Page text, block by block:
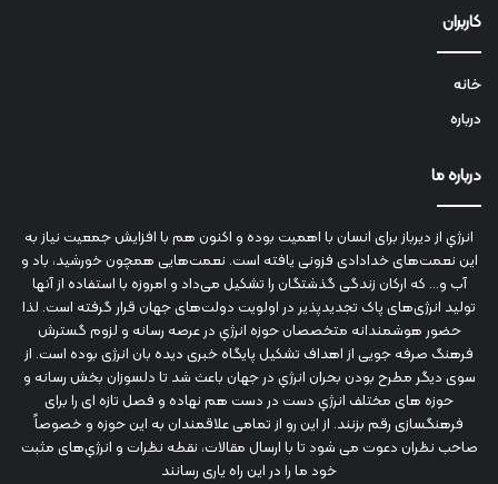
کاربران
خانه
درباره
درباره ما
انرژي‌ از دیرباز برای انسان با اهمیت بوده و اکنون هم با افزایش جمعیت نیاز به
این نعمت‌های خدادادی فزونی یافته است. نعمت‌هایی همچون خورشید، باد و
آب و... که ارکان زندگی گذشتگان را تشکیل می‌داد و امروزه با استفاده از آنها
تولید انرژی‌های پاک تجدیدپذیر در اولویت دولت‌های جهان قرار گرفته است. لذا
حضور هوشمندانه متخصصان حوزه انرژي در عرصه رسانه و لزوم گسترش
فرهنگ صرفه جویی از اهداف تشکیل پایگاه خبری دیده بان انرژی بوده است. از
سوی دیگر مطرح بودن بحران انرژي در جهان باعث شد تا دلسوزان بخش رسانه و
حوزه های مختلف انرژي دست در دست هم نهاده و فصل تازه ای را برای
فرهنگسازی رقم بزنند. از این رو از تمامی علاقمندان به این حوزه و خصوصاً
صاحب نظران دعوت می شود تا با ارسال مقالات، نقطه نظرات و انرژي‌های مثبت
خود ما را در این راه یاری رسانند